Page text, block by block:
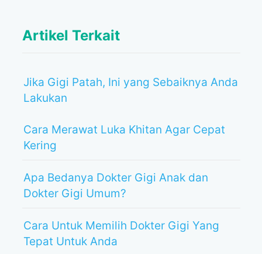
Artikel Terkait
Jika Gigi Patah, Ini yang Sebaiknya Anda
Lakukan
Cara Merawat Luka Khitan Agar Cepat
Kering
Apa Bedanya Dokter Gigi Anak dan
Dokter Gigi Umum?
Cara Untuk Memilih Dokter Gigi Yang
Tepat Untuk Anda